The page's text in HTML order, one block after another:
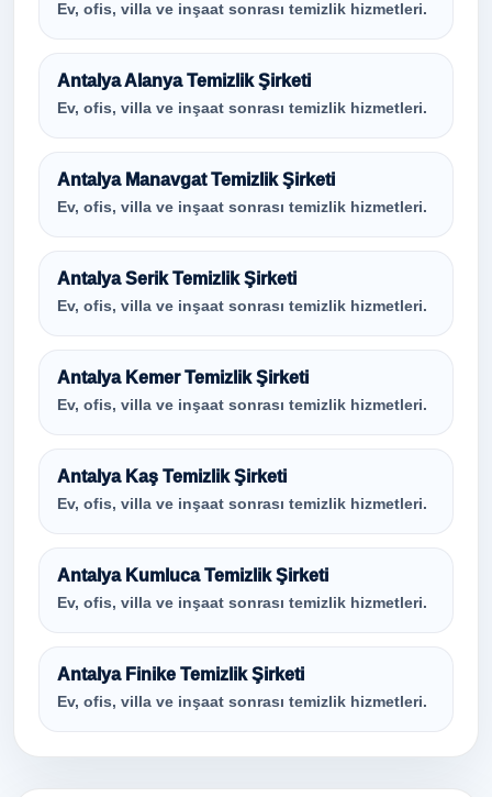
Ev, ofis, villa ve inşaat sonrası temizlik hizmetleri.
Antalya Alanya Temizlik Şirketi
Ev, ofis, villa ve inşaat sonrası temizlik hizmetleri.
Antalya Manavgat Temizlik Şirketi
Ev, ofis, villa ve inşaat sonrası temizlik hizmetleri.
Antalya Serik Temizlik Şirketi
Ev, ofis, villa ve inşaat sonrası temizlik hizmetleri.
Antalya Kemer Temizlik Şirketi
Ev, ofis, villa ve inşaat sonrası temizlik hizmetleri.
Antalya Kaş Temizlik Şirketi
Ev, ofis, villa ve inşaat sonrası temizlik hizmetleri.
Antalya Kumluca Temizlik Şirketi
Ev, ofis, villa ve inşaat sonrası temizlik hizmetleri.
Antalya Finike Temizlik Şirketi
Ev, ofis, villa ve inşaat sonrası temizlik hizmetleri.